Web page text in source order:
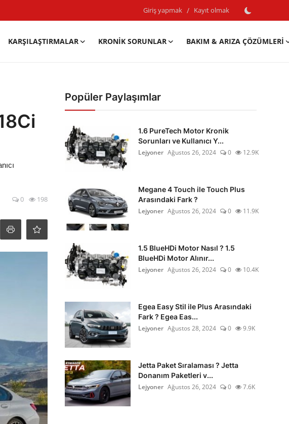
Giriş yapmak / Kayıt olmak
KARŞILAŞTIRMALAR KRONIK SORUNLAR
BAKIM & ARIZA ÇÖZÜMLERI
0 198
Popüler Paylaşımlar
1.6 PureTech Motor Kronik
Sorunları ve Kullanıcı Y...
Lejyoner Ağustos 26, 2024 0 12.9K
Megane 4 Touch ile Touch Plus
Arasındaki Fark ?
Lejyoner Ağustos 26, 2024 0 11.9K
1.5 BlueHDi Motor Nasıl ? 1.5
BlueHDi Motor Alınır...
Lejyoner Ağustos 26, 2024 0 10.4K
Egea Easy Stil ile Plus Arasındaki
Fark ? Egea Eas...
Lejyoner Ağustos 28, 2024 0 9.9K
Jetta Paket Sıralaması ? Jetta
Donanım Paketleri v...
Lejyoner Ağustos 26, 2024 0 7.6K